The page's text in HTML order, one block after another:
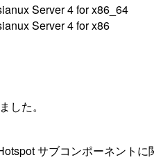
Server 4 for x86_64
Server 4 for x86
した。
サブコンポーネントに